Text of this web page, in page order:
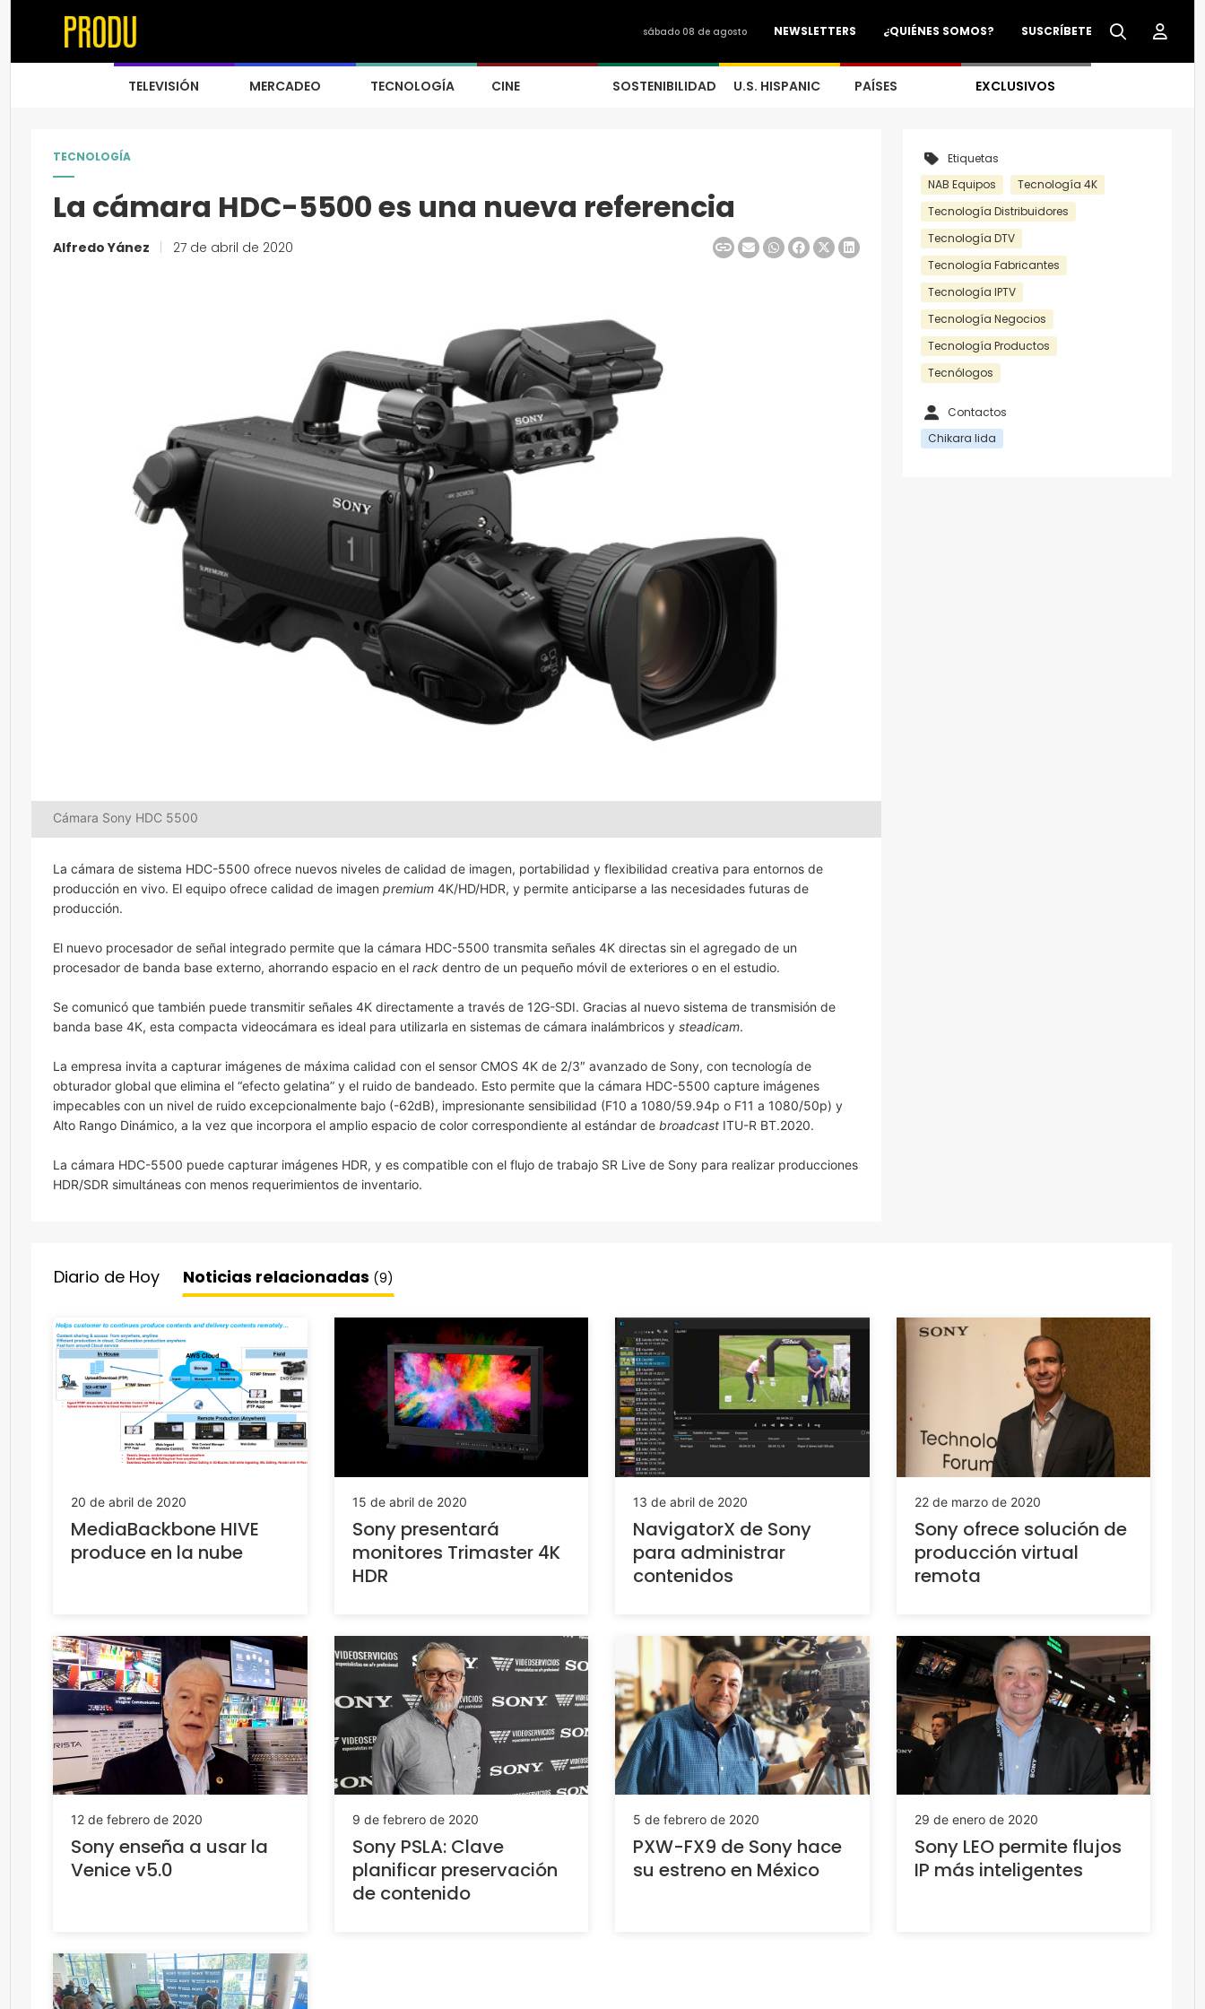
SUSCRÍBETE
¿QUIÉNES SOMOS?
NEWSLETTERS
sábado 08 de agosto
TELEVISIÓN MERCADEO TECNOLOGÍA CINE SOSTENIBILIDAD U.S. HISPANIC PAÍSES EXCLUSIVOS
TECNOLOGÍA
La cámara HDC-5500 es una nueva referencia
Alfredo Yánez 27 de abril de 2020
Cámara Sony HDC 5500
La cámara de sistema HDC-5500 ofrece nuevos niveles de calidad de imagen, portabilidad y flexibilidad creativa para entornos de
producción en vivo. El equipo ofrece calidad de imagen premium 4K/HD/HDR, y permite anticiparse a las necesidades futuras de
producción.
El nuevo procesador de señal integrado permite que la cámara HDC-5500 transmita señales 4K directas sin el agregado de un
procesador de banda base externo, ahorrando espacio en el rack dentro de un pequeño móvil de exteriores o en el estudio.
Se comunicó que también puede transmitir señales 4K directamente a través de 12G-SDI. Gracias al nuevo sistema de transmisión de
banda base 4K, esta compacta videocámara es ideal para utilizarla en sistemas de cámara inalámbricos y steadicam.
La empresa invita a capturar imágenes de máxima calidad con el sensor CMOS 4K de 2/3″ avanzado de Sony, con tecnología de
obturador global que elimina el “efecto gelatina” y el ruido de bandeado. Esto permite que la cámara HDC-5500 capture imágenes
impecables con un nivel de ruido excepcionalmente bajo (-62dB), impresionante sensibilidad (F10 a 1080/59.94p o F11 a 1080/50p) y
Alto Rango Dinámico, a la vez que incorpora el amplio espacio de color correspondiente al estándar de broadcast ITU-R BT.2020.
La cámara HDC-5500 puede capturar imágenes HDR, y es compatible con el flujo de trabajo SR Live de Sony para realizar producciones
HDR/SDR simultáneas con menos requerimientos de inventario.
Etiquetas
NAB Equipos
Tecnología 4K
Tecnología Distribuidores
Tecnología DTV
Tecnología Fabricantes
Tecnología IPTV
Tecnología Negocios
Tecnología Productos
Tecnólogos
Contactos
Chikara Iida
Diario de Hoy Noticias relacionadas (9)
20 de abril de 2020
MediaBackbone HIVE
produce en la nube
15 de abril de 2020
Sony presentará
monitores Trimaster 4K
HDR
13 de abril de 2020
NavigatorX de Sony
para administrar
contenidos
22 de marzo de 2020
Sony ofrece solución de
producción virtual
remota
12 de febrero de 2020
Sony enseña a usar la
Venice v5.0
9 de febrero de 2020
Sony PSLA: Clave
planificar preservación
de contenido
5 de febrero de 2020
PXW-FX9 de Sony hace
su estreno en México
29 de enero de 2020
Sony LEO permite flujos
IP más inteligentes